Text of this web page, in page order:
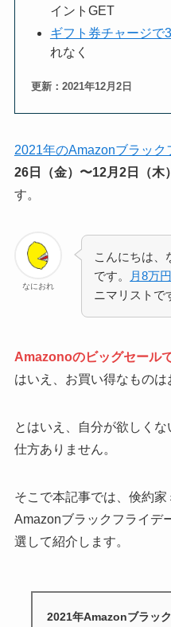
イントGET
ギフト券チャージで
れなく
更新：2021年12月2日
2021年のAmazonブラック
26日（金）〜12月2日（木）
す。
なにおれ
こんにちは、
です。
月8万
ニマリストで
Amazonoのビッグセール
はいえ、お買い得なものは
とはいえ、自分が欲しく
仕方ありません。
そこで本記事では、倹約
Amazonブラックフライデ
選して紹介します。
2021年Amazonブラッ